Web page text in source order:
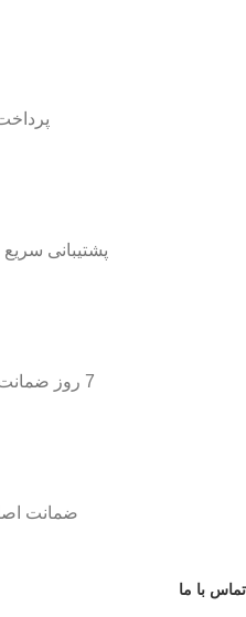
پشتیبانی
7 روز ضمانت بازگشت کالا
ضمانت
تماس با ما